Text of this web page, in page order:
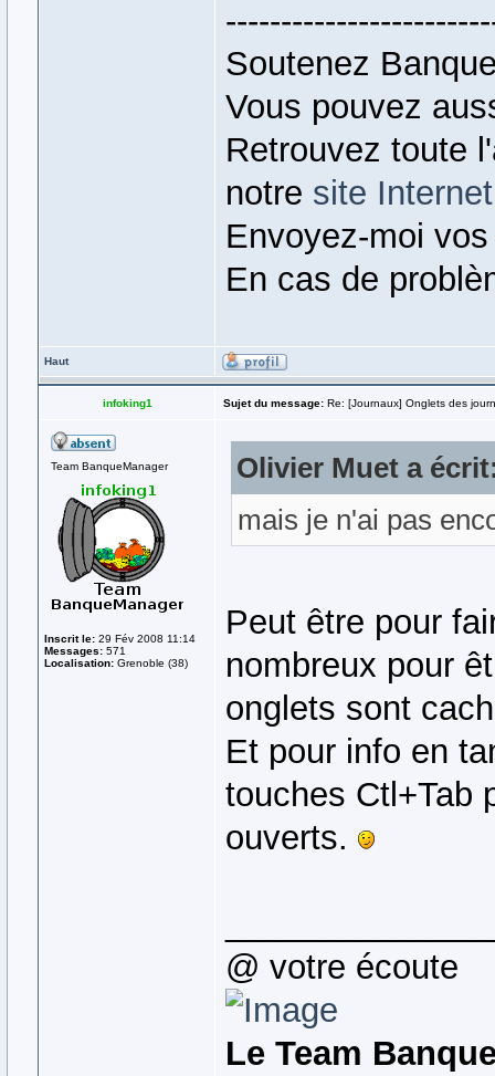
Soutenez
Vous pouvez
Retrouvez toute
notre site Internet
Envoyez-moi
En cas de
Haut
infoking1 Sujet du message: Re: [Journaux] Onglets des
Team BanqueManager
Inscrit le: 29 Fév 2008 11:14
Messages: 571
Localisation: Grenoble (38)
Olivier Muet a
mais je n'ai pas
Peut être pour
nombreux pour
onglets sont
Et pour info en
touches Ctl+Tab
ouverts.
@ votre écoute
Le Team